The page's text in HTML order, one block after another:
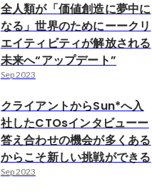
全人類が「価値創造に夢中に
なる」世界のためにーークリ
エイティビティが解放される
未来へ“アップデート”
Sep 2023
クライアントからSun*へ入
社したCTOsインタビューー
答え合わせの機会が多くある
からこそ新しい挑戦ができる
Sep 2023